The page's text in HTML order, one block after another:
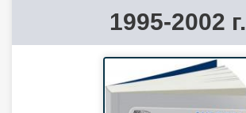
1995-2002 г.